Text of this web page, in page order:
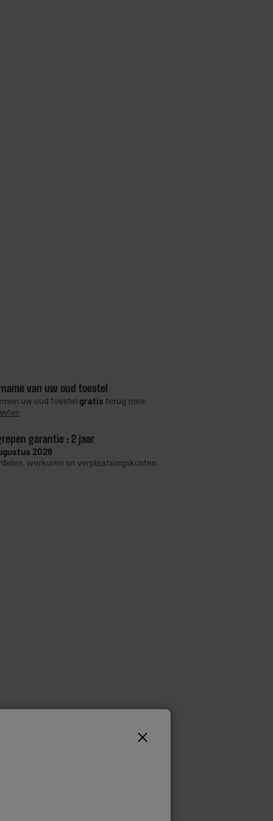
van uw oud toestel
uw oud toestel gratis terug mee.
garantie : 2 jaar
2028
werkuren en verplaatsingskosten.